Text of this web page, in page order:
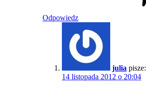
Odpowiedz
julia pisze:
14 listopada 2012 o 20:04